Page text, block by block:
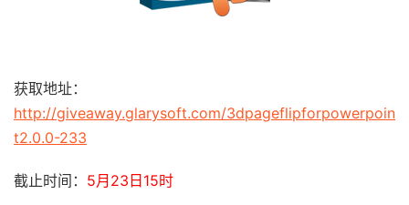
获取地址：
http://giveaway.glarysoft.com/3dpageflipforpowerpoin
t2.0.0-233
截止时间： 5月23日15时